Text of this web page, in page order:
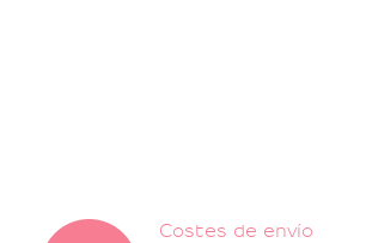
Costes de envío